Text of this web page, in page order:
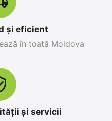
Apple iPhone 17 Pro
în stoc
28 299 MDL -10%
și eficient
în toată Moldova
și servicii